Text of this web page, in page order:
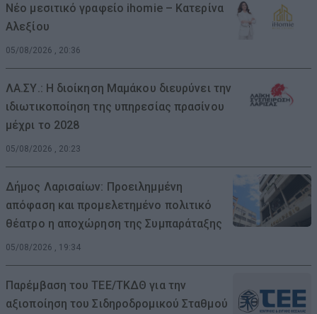
Νέο μεσιτικό γραφείο ihomie – Κατερίνα
Αλεξίου
05/08/2026 , 20:36
ΛΑ.ΣΥ.: Η διοίκηση Μαμάκου διευρύνει την
ιδιωτικοποίηση της υπηρεσίας πρασίνου
μέχρι το 2028
05/08/2026 , 20:23
Δήμος Λαρισαίων: Προειλημμένη
απόφαση και προμελετημένο πολιτικό
θέατρο η αποχώρηση της Συμπαράταξης
05/08/2026 , 19:34
Παρέμβαση του ΤΕΕ/ΤΚΔΘ για την
αξιοποίηση του Σιδηροδρομικού Σταθμού